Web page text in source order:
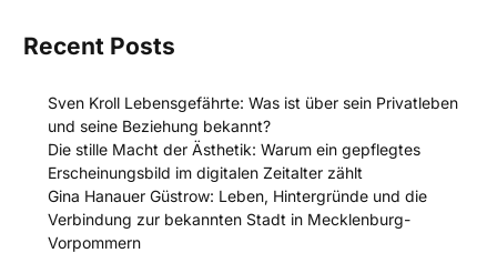
Recent Posts
Sven Kroll Lebensgefährte: Was ist über sein Privatleben
und seine Beziehung bekannt?
Die stille Macht der Ästhetik: Warum ein gepflegtes
Erscheinungsbild im digitalen Zeitalter zählt
Gina Hanauer Güstrow: Leben, Hintergründe und die
Verbindung zur bekannten Stadt in Mecklenburg-
Vorpommern